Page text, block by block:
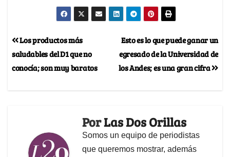
Esto es lo que puede ganar un
egresado de la Universidad de
los Andes; es una gran cifra
Los productos más
saludables del D1 que no
conocía; son muy baratos
PorLas Dos Orillas
Somos un equipo de periodistas
que queremos mostrar, además